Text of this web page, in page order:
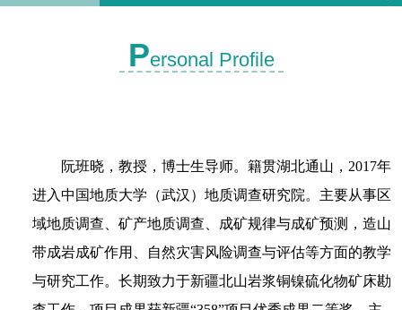
Personal Profile